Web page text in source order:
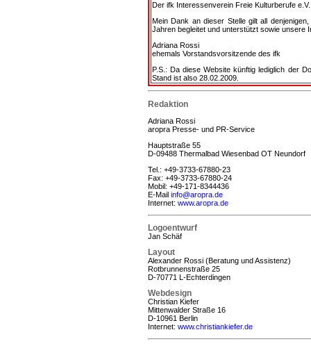
Der ifk Interessenverein Freie Kulturberufe
Mein Dank an dieser Stelle gilt all
Jahren begleitet und unterstützt sowie unsere
Adriana Rossi
ehemals Vorstandsvorsitzende des ifk
P.S.: Da diese Website künftig lediglich der
Stand ist also 28.02.2009.
Redaktion
Adriana Rossi
aropra Presse- und PR-Service
Hauptstraße 55
D-09488 Thermalbad Wiesenbad OT Neundorf
Tel.: +49-3733-67880-23
Fax: +49-3733-67880-24
Mobil: +49-171-8344436
E-Mail info@aropra.de
Internet: www.aropra.de
Logoentwurf
Jan Schäf
Layout
Alexander Rossi (Beratung und Assistenz)
Rotbrunnenstraße 25
D-70771 L-Echterdingen
Webdesign
Christian Kiefer
Mittenwalder Straße 16
D-10961 Berlin
Internet: www.christiankiefer.de